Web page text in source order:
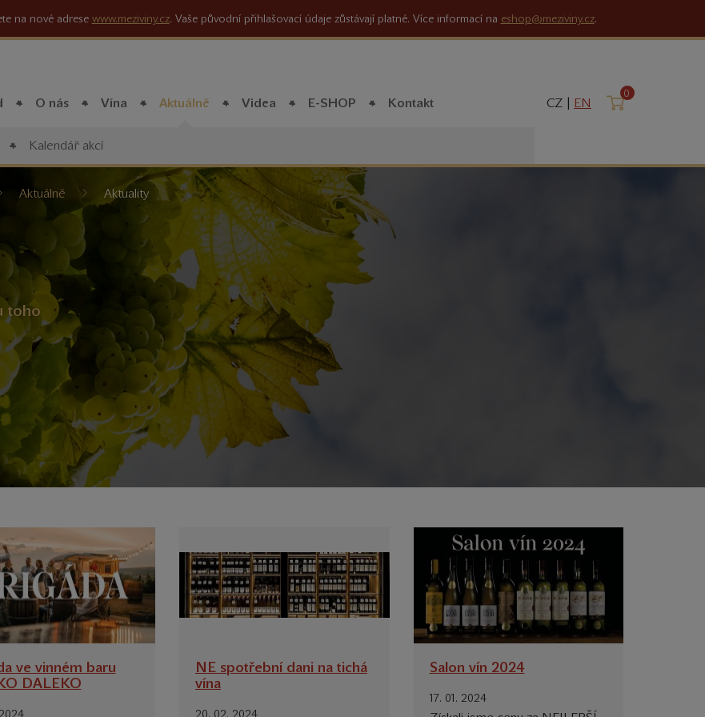
na nové adrese www.meziviny.cz. Vaše původní přihlašovací údaje zůstávají platné. Více informací na eshop@meziviny.cz.
O nás Vína Aktuálně
Kalendář akcí
Videa E-SHOP Kontakt CZ | EN Košík
0
Aktuálně Aktuality
toho
ve vinném baru
DALEKO
NE spotřební dani na tichá
vína
20. 02. 2024
Salon vín 2024
17. 01. 2024